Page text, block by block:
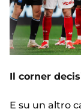
Il corner
E su un altro